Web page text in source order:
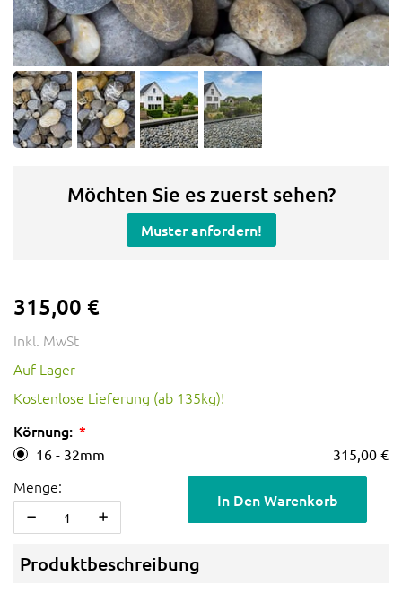
Möchten Sie es zuerst sehen?
Muster anfordern!
315,00 €
Inkl. MwSt
Auf Lager
Kostenlose Lieferung (ab 135kg)!
Körnung:
16 - 32mm 315,00 €
Menge:
In Den Warenkorb
Produktbeschreibung